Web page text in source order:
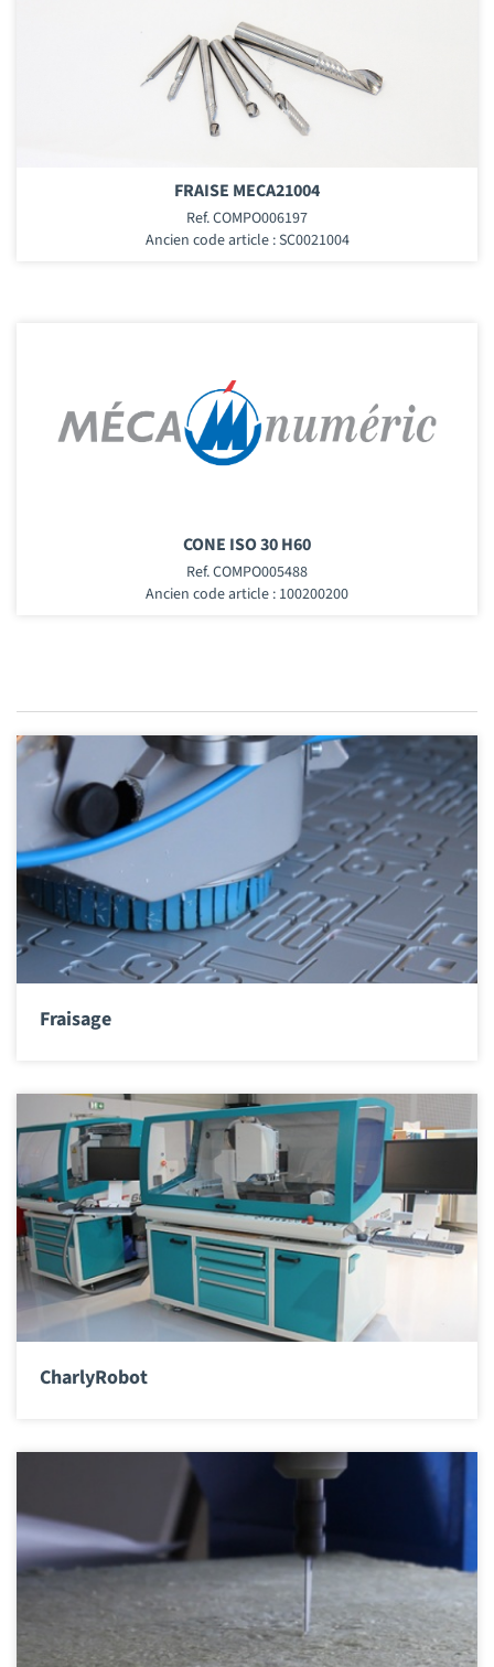
FRAISE MECA21004
Ref. COMPO006197
Ancien code article : SC0021004
CONE ISO 30 H60
Ref. COMPO005488
Ancien code article : 100200200
Fraisage
CharlyRobot